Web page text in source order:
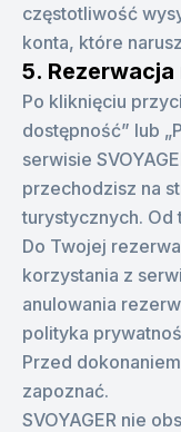
częstotliwość
konta, które
5.
Po kliknięciu
dostępność” lub
serwisie
przechodzisz na
turystycznych. Od
Do Twojej
korzystania z
anulowania
polityka
Przed
zapoznać.
SVOYAGER nie